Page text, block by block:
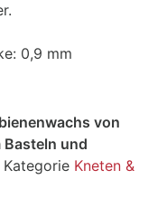
0,9 mm
von
Basteln und
Kneten &